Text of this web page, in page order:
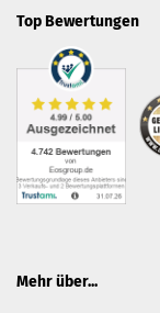
Top Bewertungen
Mehr über...